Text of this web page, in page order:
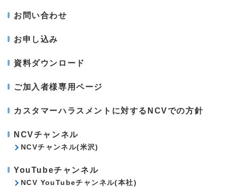
お問い合わせ
お申し込み
資料ダウンロード
ご加入者様専用ページ
カスタマーハラスメントに対するNCVでの方針
NCVチャンネル
NCVチャンネル(米沢)
YouTubeチャンネル
NCV YouTubeチャンネル(本社)